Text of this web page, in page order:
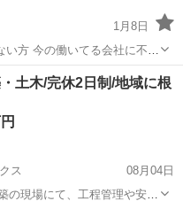
1月8日
い方 今の働いてる会社に不満
員募集して
土木作業員
土木/完休2日制/地域に根
ス
08月04日
の現場にて、工程管理や安全